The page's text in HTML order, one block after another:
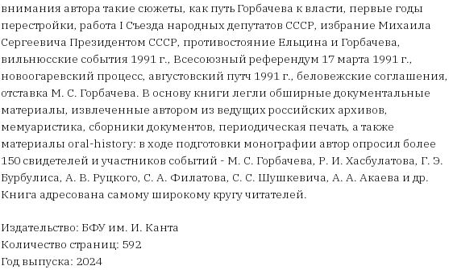
внимания автора такие сюжеты, как путь Горбачева к власти, первые годы
перестройки, работа I Съезда народных депутатов СССР, избрание Михаила
Сергеевича Президентом СССР, противостояние Ельцина и Горбачева,
вильнюсские события 1991 г., Всесоюзный референдум 17 марта 1991 г.,
новоогаревский процесс, августовский путч 1991 г., беловежские соглашения,
отставка М. С. Горбачева. В основу книги легли обширные документальные
материалы, извлеченные автором из ведущих российских архивов,
мемуаристика, сборники документов, периодическая печать, а также
материалы oral-history: в ходе подготовки монографии автор опросил более
150 свидетелей и участников событий - М. С. Горбачева, Р. И. Хасбулатова, Г. Э.
Бурбулиса, А. В. Руцкого, С. А. Филатова, С. С. Шушкевича, А. А. Акаева и др.
Книга адресована самому широкому кругу читателей.
Издательство: БФУ им. И. Канта
Количество страниц: 592
Год выпуска: 2024